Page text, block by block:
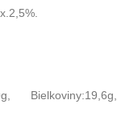
Bielkoviny:19,6g,